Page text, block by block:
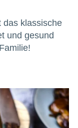
das klassische
und gesund